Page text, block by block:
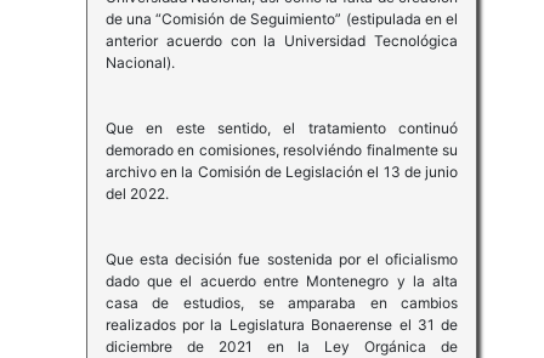
de una “Comisión de Seguimiento” (estipulada en el
anterior acuerdo con la Universidad Tecnológica
Nacional).
Que en este sentido, el tratamiento continuó
demorado en comisiones, resolviéndo finalmente su
archivo en la Comisión de Legislación el 13 de junio
del 2022.
Que esta decisión fue sostenida por el oficialismo
dado que el acuerdo entre Montenegro y la alta
casa de estudios, se amparaba en cambios
realizados por la Legislatura Bonaerense el 31 de
diciembre de 2021 en la Ley Orgánica de